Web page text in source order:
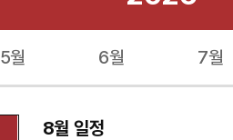
5월 6월 7월
8월 일정